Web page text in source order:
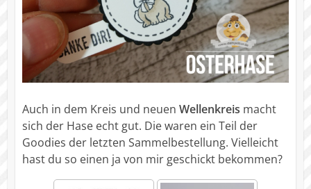
Auch in dem Kreis und neuen Wellenkreis macht
sich der Hase echt gut. Die waren ein Teil der
Goodies der letzten Sammelbestellung. Vielleicht
hast du so einen ja von mir geschickt bekommen?